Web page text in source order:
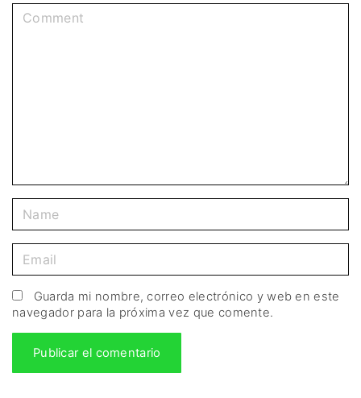
Guarda mi nombre, correo electrónico y web en este
navegador para la próxima vez que comente.